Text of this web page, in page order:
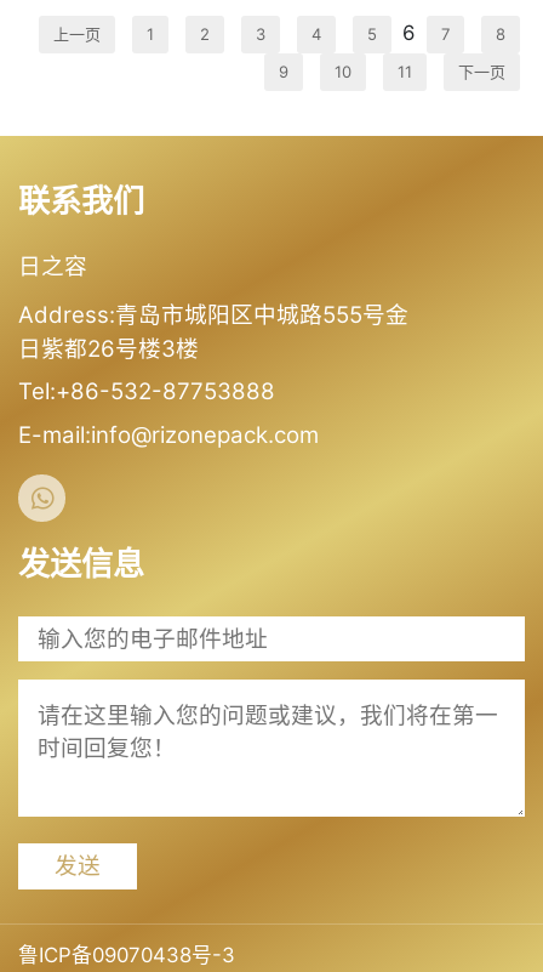
上一页 1 2 3 4 5 6 7
8
9
10 11 下一页
联系我们
日之容
Address:青岛市城阳区中城路555号金
日紫都26号楼3楼
Tel:+86-532-87753888
E-mail:info@rizonepack.com
发送信息
发送
鲁ICP备09070438号-3